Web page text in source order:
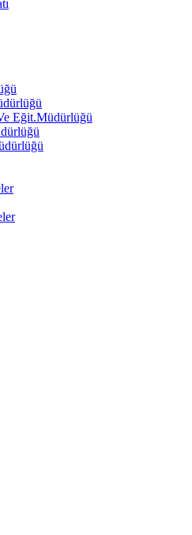
Eğit.Müdürlüğü